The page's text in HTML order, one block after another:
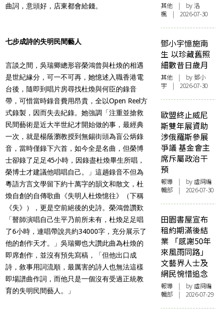
曲詞，意頭好，店東都會給錢。
七步成詩的失明民間藝人
言談之間，吳瑞卿總形容榮鴻曾與杜煥的相遇
是世紀緣分，可一不可再，她憶述入職香港電
台後，隨即到唱片房尋找杜煥與何臣的錄音
帶，可惜當時錄音費用昂貴，全以Open Reel方
式錄製，因而失去紀錄。她強調「注重並搶救
民間藝術是近大半世紀才開始做的事，最經典
一次，就是楊蔭瀏教授到無錫街頭為盲公炳錄
音，當時僅錄下六首，如今全是名曲，但榮博
士卻錄了足足45小時，因錄盡杜煥畢生所唱，
榮博士才建議他唱唱自己。」這趟錄音不但為
粵語方言文學留下約十萬字的韻文和散文，杜
煥自創的自傳歌曲《失明人杜煥憶往》（下稱
《失》），更是空前絕後的史詩。榮鴻曾讚歎
「瞽師演唱自己生平乃前所未有，杜煥足足唱
了6小時，連唱帶說共約34000字，充分展示了
他的創作天才。」吳瑞卿也大讚此曲為杜煥的
即席創作，並沒有預先寫稿，「但他出口成
詩，敘事用詞流順，最厲害的詩人也無法這樣
即場譜曲作詞，而他只是一個沒有受過正統教
育的失明民間藝人。」
其他 | by洛
楓 | 2026-07-30
鄧小宇憶施南
生 以珍藏舊照
細數昔日歲月
其他 | by 鄧小
宇 | 2026-07-30
歐盟終止威尼
斯雙年展資助
涉俄羅斯參展
爭議 基金會主
席斥屬政治干
預
報導 | by 虛詞編
輯部 | 2026-07-30
田園書屋宣布
租約期滿後結
業 「感謝50年
來風雨同路」
文藝界人士及
網民惋惜追念
報導 | by 虛詞編
輯部 | 2026-07-29